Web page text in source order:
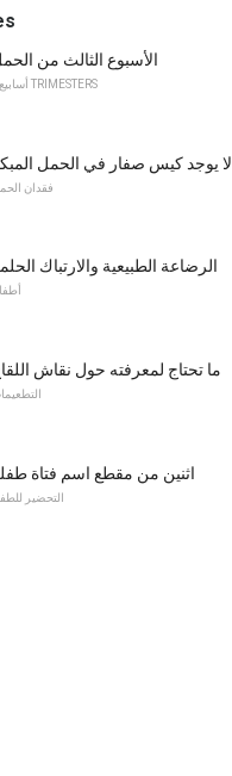
الأسبوع الثالث من
أسابيع و TRIMESTERS
لا يوجد كيس صفار في الحمل
فقدان
الرضاعة الطبيعية والارتباك
ما تحتاج لمعرفته حول نقاش
اثنين من مقطع اسم فتاة
التحضير